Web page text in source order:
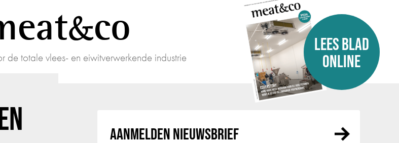
co
de totale vlees- en eiwitverwerkende industrie
LEES BLAD
ONLINE
AANMELDEN NIEUWSBRIEF